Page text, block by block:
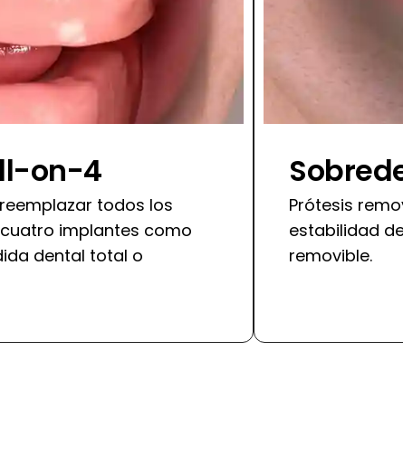
on-4
todos los
implantes como
dental total o
Prótesis
estabilidad
removible.